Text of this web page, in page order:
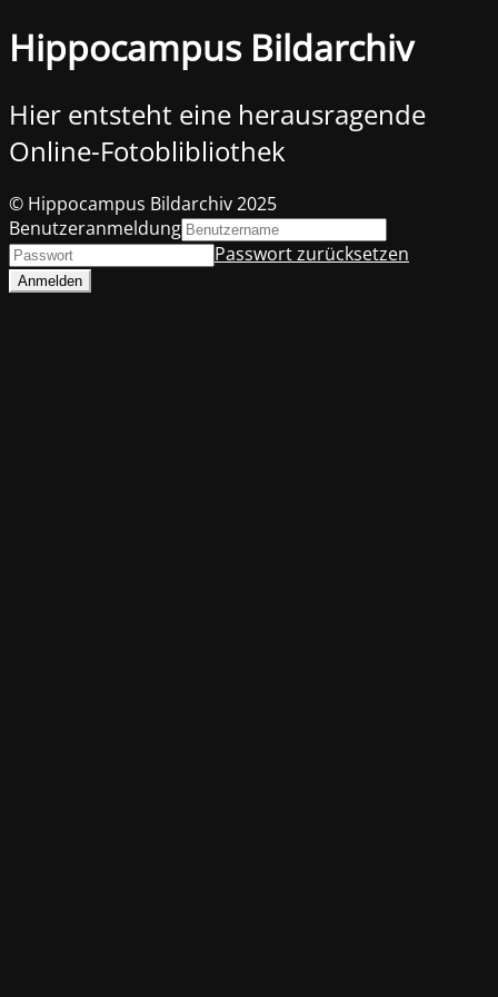
Hippocampus Bildarchiv
Hier entsteht eine herausragende
Online-Fotoblibliothek
© Hippocampus Bildarchiv 2025
Benutzeranmeldung
Passwort zurücksetzen